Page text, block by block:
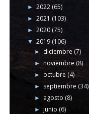
► 2022 (65)
► 2021 (103)
► 2020 (75)
▼ 2019 (106)
► diciembre (7)
►noviembre (8)
► octubre (4)
► septiembre (34)
► agosto (8)
►junio (6)